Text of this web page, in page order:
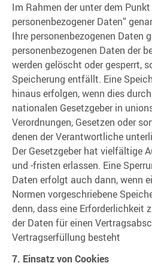
Im Rahmen der unter dem
personenbezogener Daten“
Ihre personenbezogenen Daten
personenbezogenen Daten der
werden gelöscht oder gesperrt,
Speicherung entfällt. Eine
hinaus erfolgen, wenn dies
nationalen Gesetzgeber in
Verordnungen, Gesetzen oder
denen der Verantwortliche
Der Gesetzgeber hat vielfältige
und -fristen erlassen. Eine
Daten erfolgt auch dann, wenn
Normen vorgeschriebene
denn, dass eine Erforderlichkeit
der Daten für einen
Vertragserfüllung besteht
7. Einsatz von Cookies